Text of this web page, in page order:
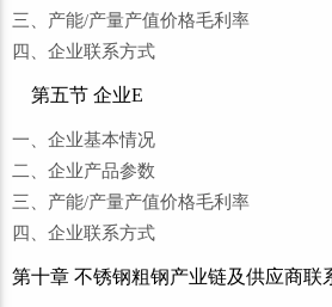
三、产能/产量产值价格毛利率
四、企业联系方式
第五节 企业E
一、企业基本情况
二、企业产品参数
三、产能/产量产值价格毛利率
四、企业联系方式
第十章 不锈钢粗钢产业链及供应商联